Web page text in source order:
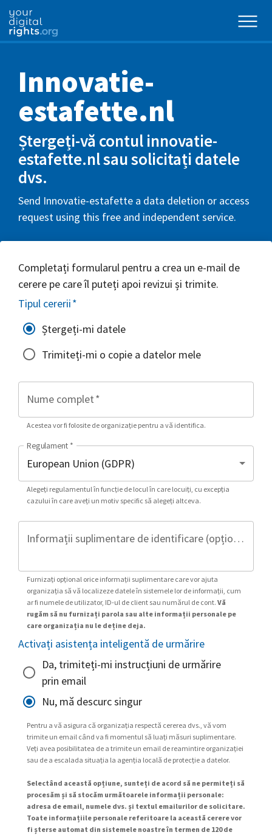
Innovatie-
estafette.nl
Ștergeți-vă contul innovatie-
estafette.nl sau solicitați datele
dvs.
Send Innovatie-estafette a data deletion or access
request using this free and independent service.
Completați formularul pentru a crea un e-mail de
cerere pe care îl puteți apoi revizui și trimite.
Tipul cererii*
Ștergeți-mi datele
Trimiteți-mi o copie a datelor mele
Nume complet*
Acestea vor fi folosite de organizație pentru a vă identifica.
Regulament *
Alegeți regulamentul în funcție de locul în care locuiți, cu excepția
cazului în care aveți un motiv specific să alegeți altceva.
Informații suplimentare de identificare (opțional)
Furnizați opțional orice informații suplimentare care vor ajuta
organizația să vă localizeze datele în sistemele lor de informații, cum
ar fi numele de utilizator, ID-ul de client sau numărul de cont. Vă
rugăm să nu furnizați parola sau alte informații personale pe
care organizația nu le deține deja.
Activați asistența inteligentă de urmărire
Da, trimiteți-mi instrucțiuni de urmărire
prin email
Nu, mă descurc singur
Pentru a vă asigura că organizația respectă cererea dvs., vă vom
trimite un email când va fi momentul să luați măsuri suplimentare.
Veți avea posibilitatea de a trimite un email de reamintire organizației
sau de a escalada situația la agenția locală de protecție a datelor.
Selectând această opțiune, sunteți de acord să ne permiteți să
procesăm și să stocăm următoarele informații personale:
adresa de email, numele dvs. și textul emailurilor de solicitare.
Toate informațiile personale referitoare la această cerere vor
fi șterse automat din sistemele noastre în termen de 120 de